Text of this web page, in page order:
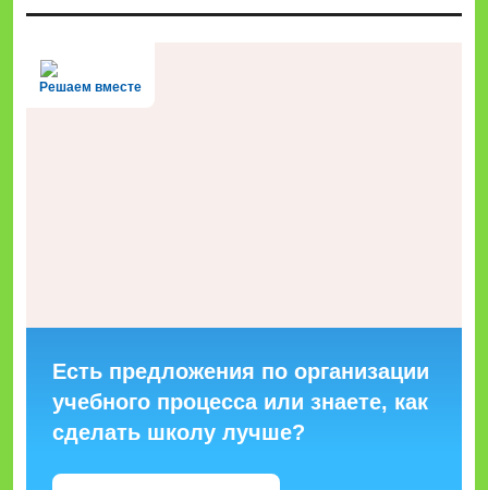
Решаем вместе
Есть предложения по организации
учебного процесса или знаете, как
сделать школу лучше?